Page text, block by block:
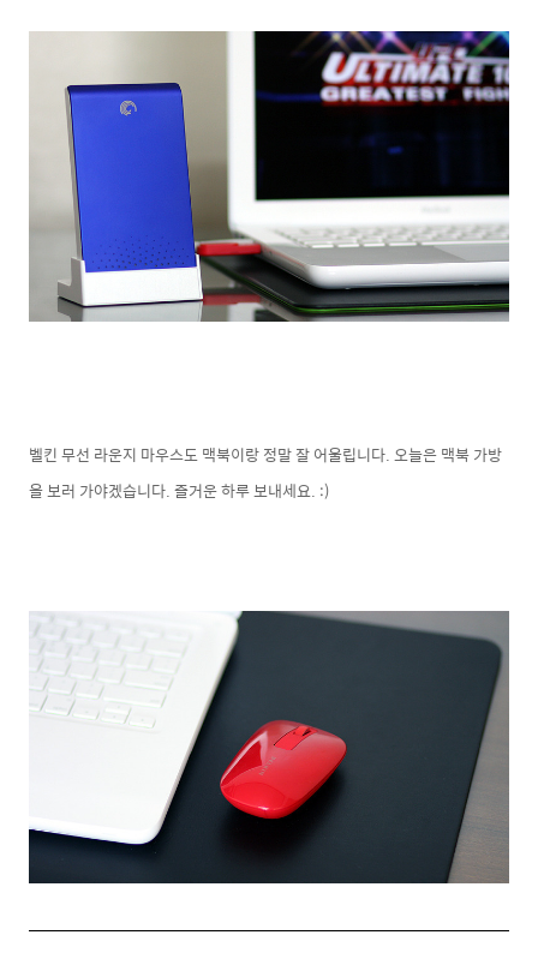
벨킨 무선 라운지 마우스도 맥북이랑 정말 잘 어울립니다. 오늘은 맥북 가방
을 보러 가야겠습니다. 즐거운 하루 보내세요. :)